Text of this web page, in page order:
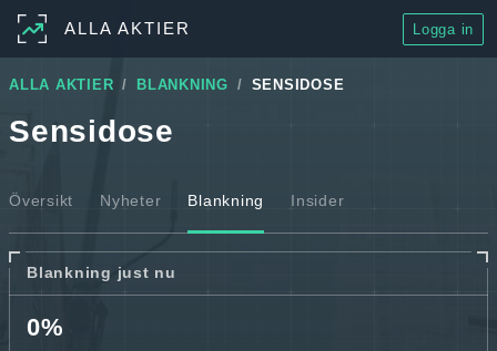
ALLA AKTIER Logga in
ALLA AKTIER BLANKNING SENSIDOSE
Sensidose
Översikt Nyheter Blankning Insider
Blankning just nu
0%